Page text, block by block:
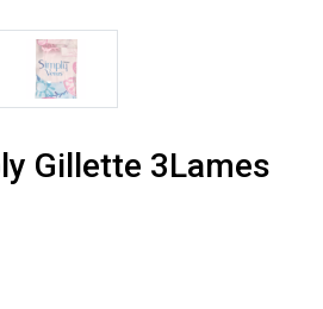
Gillette 3Lames